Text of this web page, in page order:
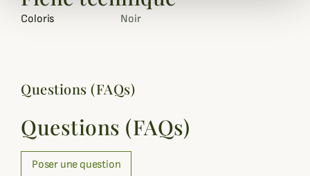
Coloris Noir
Questions (FAQs)
Questions (FAQs)
Poser une question